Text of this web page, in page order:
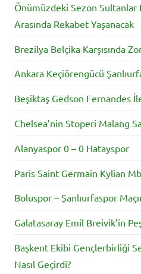
Önümüzdeki Sezon Sultanlar
Arasında Rekabet Yaşanacak
Brezilya Belçika Karşısında
Ankara Keçiörengücü
Beşiktaş Gedson Fernandes
Chelsea’nin Stoperi Malang
Alanyaspor 0 – 0 Hatayspor
Paris Saint Germain Kylian
Boluspor – Şanlıurfaspor
Galatasaray Emil Breivik’in
Başkent Ekibi Gençlerbirliği
Nasıl Geçirdi?